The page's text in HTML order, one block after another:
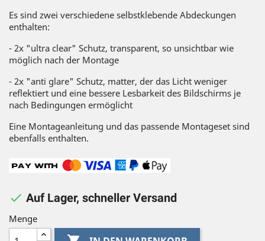
Es sind zwei verschiedene selbstklebende Abdeckungen
enthalten:
- 2x "ultra clear" Schutz, transparent, so unsichtbar wie
möglich nach der Montage
- 2x "anti glare" Schutz, matter, der das Licht weniger
reflektiert und eine bessere Lesbarkeit des Bildschirms je
nach Bedingungen ermöglicht
Eine Montageanleitung und das passende Montageset sind
ebenfalls enthalten.
 Auf Lager, schneller Versand
Menge